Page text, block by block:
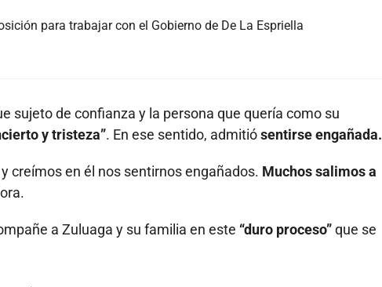
para trabajar con el Gobierno de De La Espriella
sujeto de confianza y la persona que quería como su
y tristeza”. En ese sentido, admitiósentirse engañada.
creímos en él nos sentirnos engañados. Muchos salimos a
a Zuluaga y su familia en este “duro proceso”que se